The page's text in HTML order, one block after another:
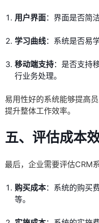
用户界面：界面是否简
学习曲线：系统是否易
移动端支持：是否支持
行业务处理。
易用性好的系统能够提高
提升整体工作效率。
五、评估成本
最后，企业需要评估CRM
购买成本：系统的购买
等。